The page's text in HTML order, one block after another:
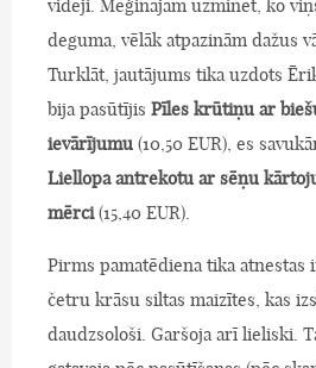
vidēji. Mēģinājām uzminēt, ko
deguma, vēlāk atpazinām dažus
Turklāt, jautājums tika uzdots
bija pasūtījis Pīles krūtiņu ar
ievārījumu (10,50 EUR), es
Liellopa antrekotu ar sēņu
mērci(15,40 EUR).
Pirms pamatēdiena tika atnestas
četru krāsu siltas maizītes, kas
daudzsološi. Garšoja arī lieliski.